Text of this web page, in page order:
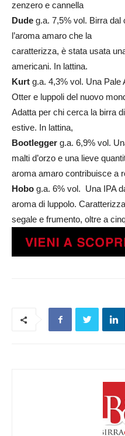
zenzero e cannella
Dude g.a. 7,5% vol. Birra dal
l’aroma amaro che la
caratterizza, è stata usata
americani. In lattina.
Kurt g.a. 4,3% vol. Una Pale
Otter e luppoli del nuovo
Adatta per chi cerca la birra
estive. In lattina,
Bootlegger g.a. 6,9% vol.
malti d’orzo e una lieve
aroma amaro contribuisce a
Hobo g.a. 6% vol. Una IPA
aroma di luppolo.
segale e frumento, oltre a